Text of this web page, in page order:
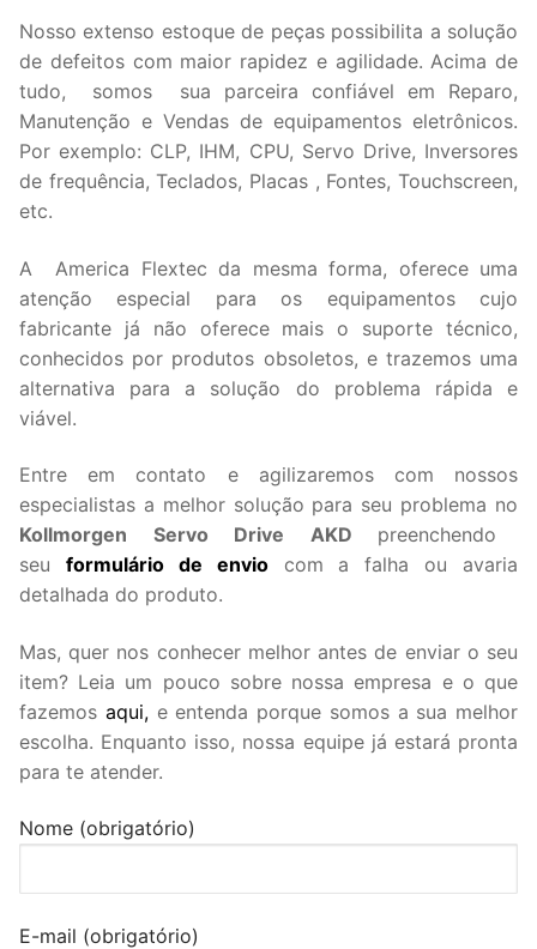
Nosso extenso estoque de peças possibilita a solução
de defeitos com maior rapidez e agilidade. Acima de
tudo, somos sua parceira confiável em Reparo,
Manutenção e Vendas de equipamentos eletrônicos.
Por exemplo: CLP, IHM, CPU, Servo Drive, Inversores
de frequência, Teclados, Placas , Fontes, Touchscreen,
etc.
A America Flextec da mesma forma, oferece uma
atenção especial para os equipamentos cujo
fabricante já não oferece mais o suporte técnico,
conhecidos por produtos obsoletos, e trazemos uma
alternativa para a solução do problema rápida e
viável.
Entre em contato e agilizaremos com nossos
especialistas a melhor solução para seu problema no
Kollmorgen Servo Drive AKD preenchendo
seu formulário de enviocom a falha ou avaria
detalhada do produto.
Mas, quer nos conhecer melhor antes de enviar o seu
item? Leia um pouco sobre nossa empresa e o que
fazemos aqui,e entenda porque somos a sua melhor
escolha. Enquanto isso, nossa equipe já estará pronta
para te atender.
Nome (obrigatório)
E-mail (obrigatório)